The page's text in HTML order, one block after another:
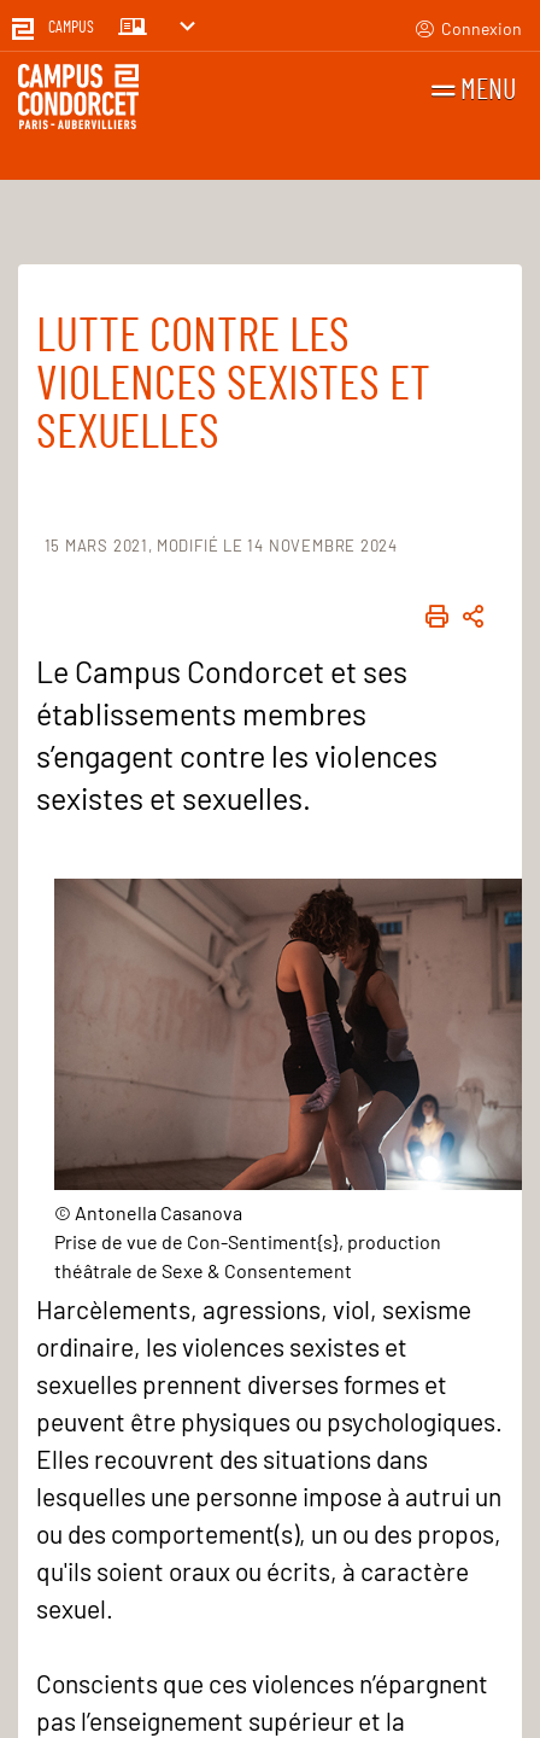
CAMPUS Connexion
MENU
Accueil Pour tous
Santé et social
Lutte contre les violences sexistes
LUTTE CONTRE LES
VIOLENCES SEXISTES ET
SEXUELLES
15 MARS 2021 MODIFIÉ LE 14 NOVEMBRE 2024
Le Campus Condorcet et ses
établissements membres
s’engagent contre les violences
sexistes et sexuelles.
Prise
de
de
Con-
Sentiment{s},
production
théâtrale
de
Sexe
&
Consentement
© Antonella Casanova
Prise de vue de Con-Sentiment{s}, production
théâtrale de Sexe & Consentement
Harcèlements, agressions, viol, sexisme
ordinaire, les violences sexistes et
sexuelles prennent diverses formes et
peuvent être physiques ou psychologiques.
Elles recouvrent des situations dans
lesquelles une personne impose à autrui un
ou des comportement(s), un ou des propos,
qu'ils soient oraux ou écrits, à caractère
sexuel.
Conscients que ces violences n’épargnent
pas l’enseignement supérieur et la